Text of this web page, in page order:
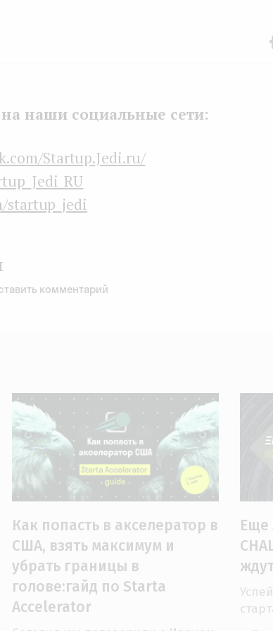
наши социальные сети:
Startup.Jedi.ru/
startup_jedi
комментарий
Как попасть в акселератор в
США, взять максимум и
убрать границы в
голове:гайд по Starta
Accelerator
Еще